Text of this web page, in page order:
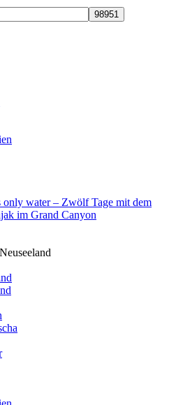
only water – Zwölf Tage mit dem
im Grand Canyon